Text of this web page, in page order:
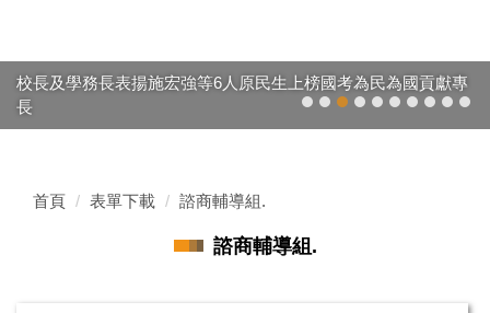
校長及學務長表揚施宏強等6人原民生上榜國考為民為國貢獻專
長
首頁 表單下載 諮商輔導組.
諮商輔導組.